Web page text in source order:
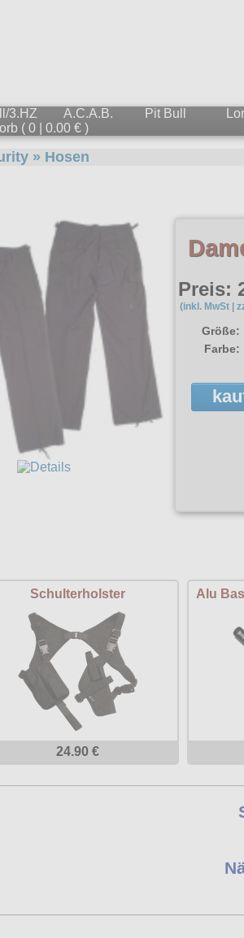
3.HZ A.C.A.B. Pit Bull
( 0 | 0.00 € )
» Hosen
Preis:
(inkl. MwSt |
Größe:
Farbe:
Schulterholster
24.90 €
Alu